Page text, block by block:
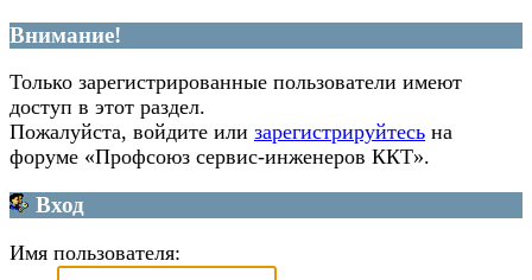
Внимание!
Только зарегистрированные пользователи имеют
доступ в этот раздел.
Пожалуйста, войдите или зарегистрируйтесь на
форуме «Профсоюз сервис-инженеров ККТ».
Вход
Имя пользователя: